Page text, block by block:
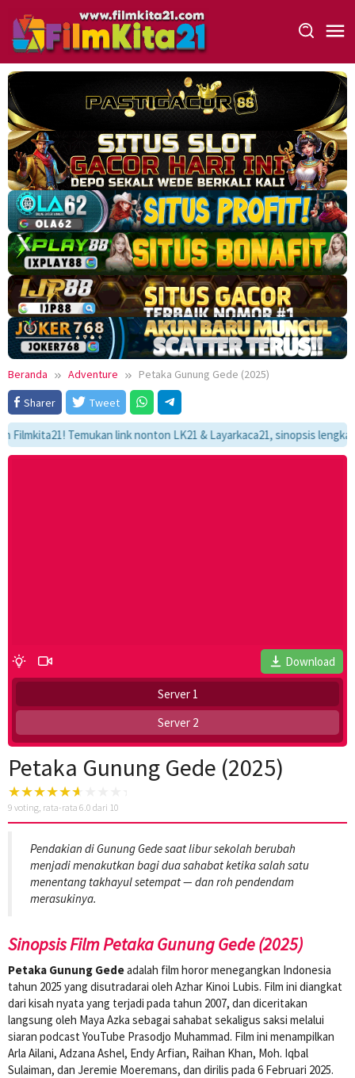
konten
Beranda Adventure
Petaka Gunung Gede (2025)
Sharer
Tweet
Temukan link nonton LK21 & Layarkaca21, sinopsis
Download
Server 1
Server 2
Petaka Gunung Gede (2025)
9 voting, rata-rata 6.0 dari 10
Pendakian di Gunung Gede saat libur sekolah berubah
menjadi menakutkan bagi dua sahabat ketika salah satu
menentang takhayul setempat — dan roh pendendam
merasukinya.
Sinopsis Film Petaka Gunung Gede (2025)
Petaka Gunung Gedeadalah film horor menegangkan Indonesia
tahun 2025 yang disutradarai oleh Azhar Kinoi Lubis. Film ini diangkat
dari kisah nyata yang terjadi pada tahun 2007, dan diceritakan
langsung oleh Maya Azka sebagai sahabat sekaligus saksi melalui
siaran podcast YouTube Prasodjo Muhammad. Film ini menampilkan
Arla Ailani, Adzana Ashel, Endy Arfian, Raihan Khan, Moh. Iqbal
Sulaiman, dan Jeremie Moeremans, dan dirilis pada 6 Februari 2025.